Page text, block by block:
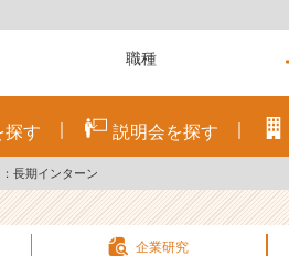
探す 説明会を探す
長期インターン
企業研究